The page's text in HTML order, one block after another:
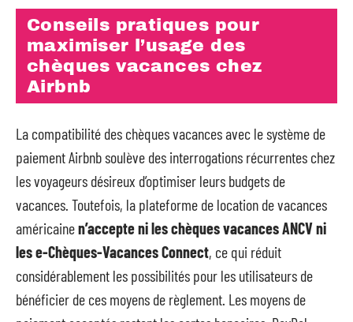
Conseils pratiques pour
maximiser l’usage des
chèques vacances chez
Airbnb
La compatibilité des chèques vacances avec le système de
paiement Airbnb soulève des interrogations récurrentes chez
les voyageurs désireux d’optimiser leurs budgets de
vacances. Toutefois, la plateforme de location de vacances
américainen’accepte ni les chèques vacances ANCV ni
les e-Chèques-Vacances Connect, ce qui réduit
considérablement les possibilités pour les utilisateurs de
bénéficier de ces moyens de règlement. Les moyens de